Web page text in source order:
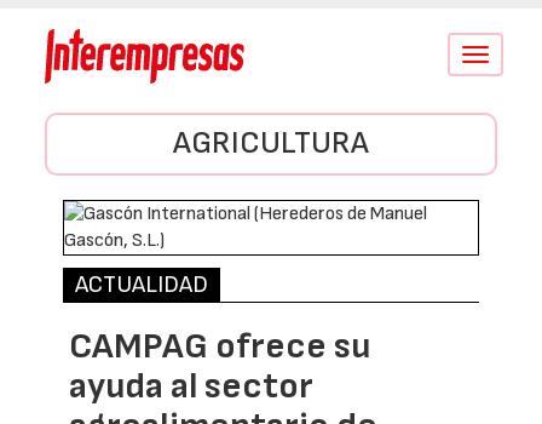
Conmutar
AGRICULTURA
ACTUALIDAD
CAMPAG ofrece su
ayuda al sector